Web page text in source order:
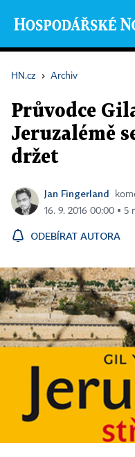
HN.cz › Archiv
Průvodce
Jeruzalémě
držet
Jan Fingerland
16. 9. 2016 00:00 ▪ 5
ODEBÍRAT AUTORA